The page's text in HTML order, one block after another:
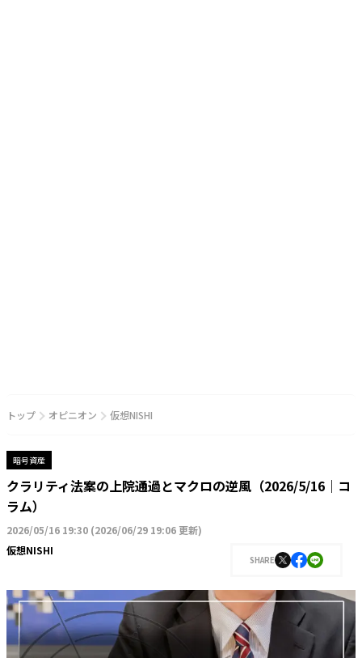
トップ オピニオン 仮想NISHI
暗号資産
クラリティ法案の上院通過とマクロの逆風（2026/5/16｜コ
ラム）
2026/05/16 19:30 (2026/06/29 19:06 更新)
仮想NISHI
SHARE